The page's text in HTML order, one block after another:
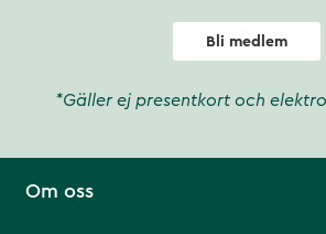
Bli medlem
*Gäller ej presentkort och
Om oss